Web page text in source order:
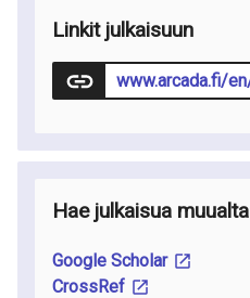
Linkit julkaisuun
Hae julkaisua muualta
Google Scholar
CrossRef